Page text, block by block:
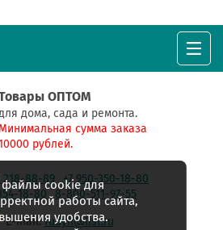
ОПТОМ
дома, сада и ремонта.
Минимальная сумма заказа
рублей.
218-88-89
+7 950-350-18-80
18-80
8-800-511-97-55
E-mail:rudyh@list.ru
cookie для
работы сайта,
удобства.